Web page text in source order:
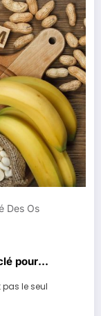
Des Os
pour
le seul